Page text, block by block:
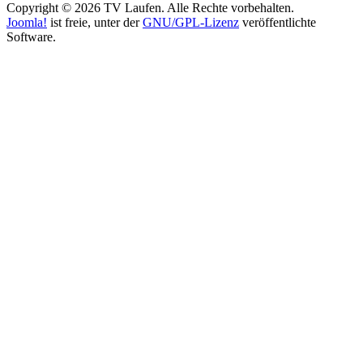
Copyright © 2026 TV Laufen. Alle Rechte vorbehalten.
Joomla! ist freie, unter derGNU/GPL-Lizenz veröffentlichte
Software.